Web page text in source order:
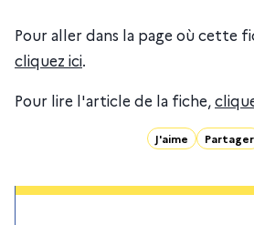
Pour aller dans la page où cette
cliquez ici.
Pour lire l'article de la fiche,
J'aime Partager